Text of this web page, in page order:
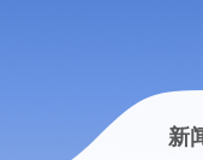
新